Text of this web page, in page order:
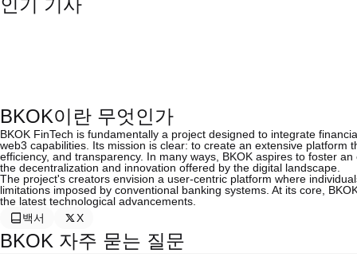
인기 기사
BKOK이란 무엇인가
BKOK FinTech is fundamentally a project designed to integrate
web3 capabilities. Its mission is clear: to create an extensive
efficiency, and transparency. In many ways, BKOK aspires to foster
the decentralization and innovation offered by the digital landscape.
The project's creators envision a user-centric platform where
limitations imposed by conventional banking systems. At its core,
the latest technological advancements.
백서
X
BKOK 자주 묻는 질문